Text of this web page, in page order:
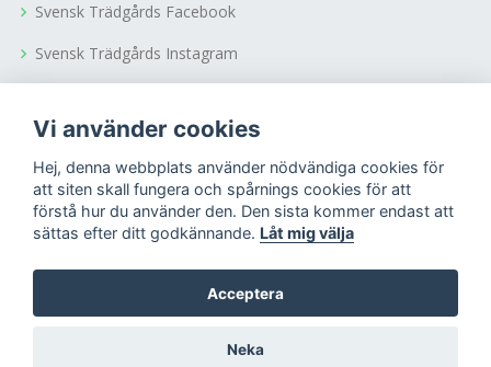
Svensk Trädgårds Facebook
Svensk Trädgårds Instagram
Tusen Trädgårdars Facebook
Tusen Trädgårdars Instagram
© Copyright 2022Riksförbundet Svensk Trädgård
Vi använder cookies
Hej, denna webbplats använder nödvändiga cookies för
att siten skall fungera och spårnings cookies för att
förstå hur du använder den. Den sista kommer endast att
sättas efter ditt godkännande. Låt mig välja
Acceptera
Neka